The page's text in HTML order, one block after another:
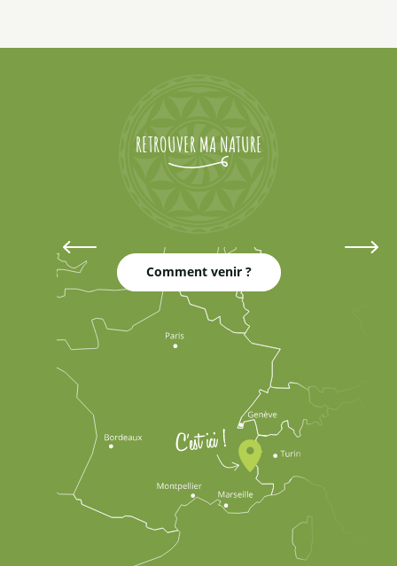
RETROUVER MA NATURE
Comment venir ?